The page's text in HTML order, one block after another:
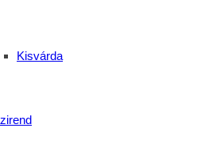
Kisvárda